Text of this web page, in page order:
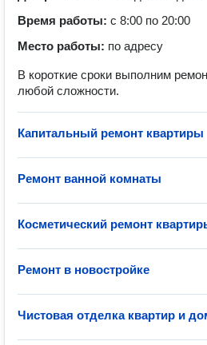
Время работы: с 8:00 по 20:00
Место работы: по адресу
В короткие сроки выполним
любой сложности.
Капитальный ремонт квартиры
Ремонт ванной комнаты
Косметический ремонт
Ремонт в новостройке
Чистовая отделка квартир и